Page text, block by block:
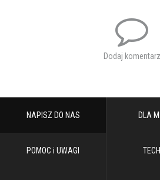
P.S. Co to jest? Jak się kręci w jedną to
wali? ;) Nie wiecie? Przyjdźcie koniecznie
Marek Walczak, Jacek Bończyk,
Przekład: Elżbieta Woźniak
Kostiumy: Iga Sylwestrzak
Reżyser castingu: Magdalena Sowa
Dodaj komentarz
NAPISZ DO NAS DLA
POMOC i UWAGI